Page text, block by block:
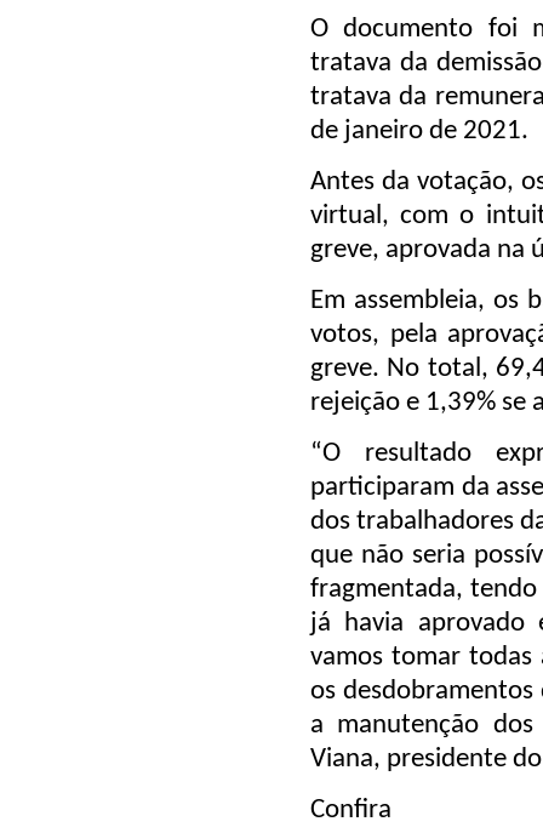
O documento foi
tratava da
tratava da
de janeiro de 2021.
Antes da votação,
virtual, com o
greve, aprovada na
Em assembleia, os
votos, pela
greve. No total,
rejeição e 1,39% se
“O resultado
participaram da
dos trabalhadores
que não seria
fragmentada, tendo
já havia aprovado
vamos tomar todas
os
a manutenção
Viana, presidente do